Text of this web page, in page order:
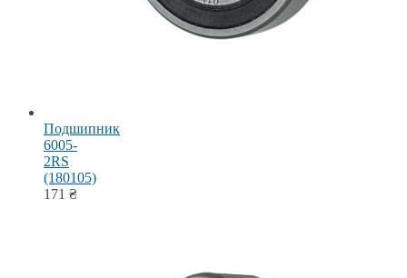
Подшипник
6005-
2RS
(180105)
171 ₴